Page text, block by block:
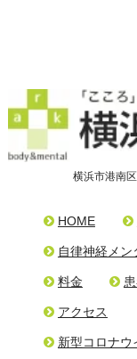
横浜市港南
HOME
自律神経メン
料金
アクセス
新型コロナウ